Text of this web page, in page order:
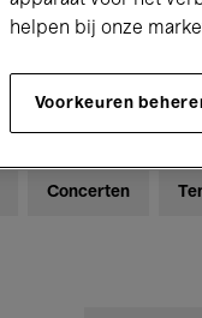
Concerten
helpen bij onze
Voorkeuren